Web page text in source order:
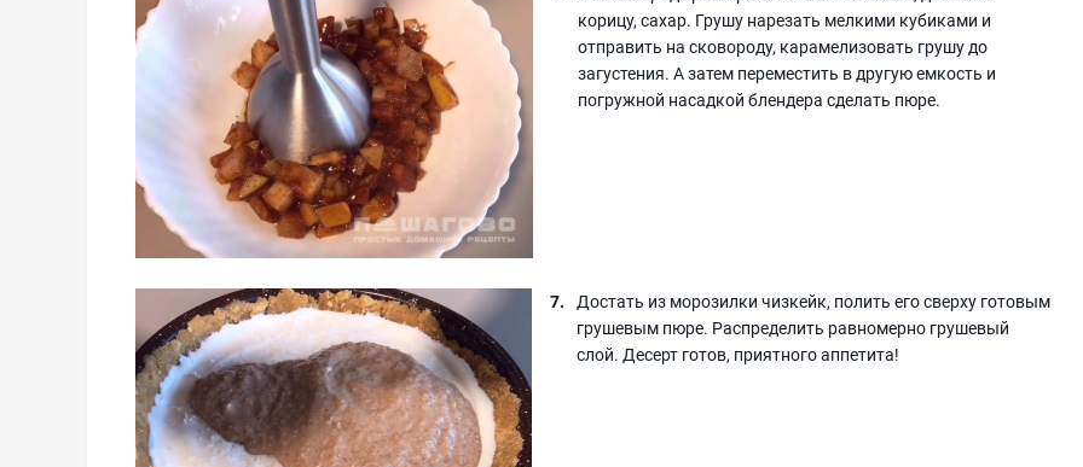
корицу, сахар. Грушу нарезать мелкими кубиками и
отправить на сковороду, карамелизовать грушу до
загустения. А затем переместить в другую емкость и
погружной насадкой блендера сделать пюре.
Достать из морозилки чизкейк, полить его сверху готовым
грушевым пюре. Распределить равномерно грушевый
слой. Десерт готов, приятного аппетита!